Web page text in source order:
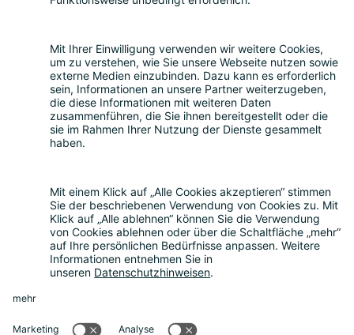
Teilnahme
Themen
Über uns
Rückblick
Kontakt
Sonstiges